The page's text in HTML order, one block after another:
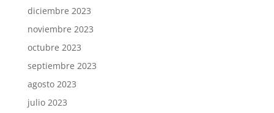
diciembre 2023
noviembre 2023
octubre 2023
septiembre 2023
agosto 2023
julio 2023